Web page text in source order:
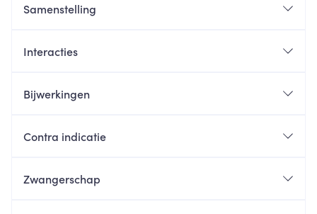
Samenstelling
Interacties
Bijwerkingen
Contra indicatie
Zwangerschap